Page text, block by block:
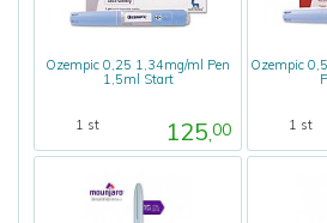
Ozempic 0,25 1,34mg/ml Pen
1,5ml Start
1 st 125 00
Ozempic
1 st